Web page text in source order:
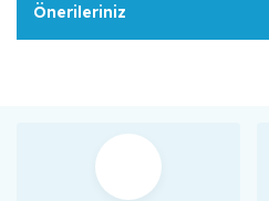
Önerileriniz